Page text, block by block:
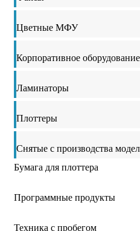
Цветные МФУ
Корпоративное оборудование
Ламинаторы
Плоттеры
Снятые с производства
Бумага для плоттера
Программные продукты
Техника с пробегом